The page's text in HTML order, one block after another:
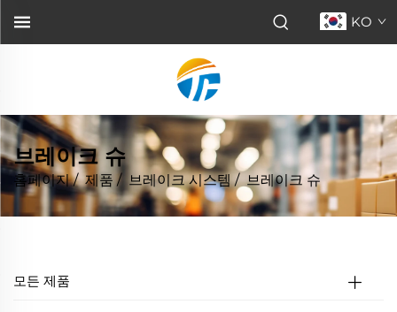
KO
브레이크 슈
홈페이지/제품 / 브레이크 시스템/브레이크 슈
모든 제품